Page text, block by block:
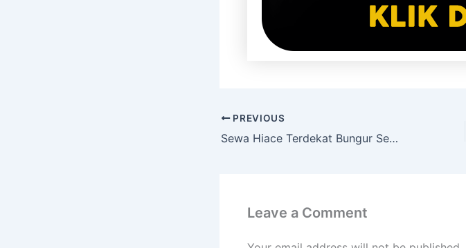
PREVIOUS
Sewa Hiace Terdekat Bungur Senen Jakarta Pusat
Leave a Comment